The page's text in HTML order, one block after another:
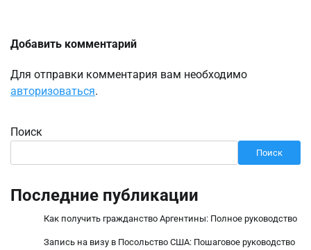
Добавить комментарий
Для отправки комментария вам необходимо
авторизоваться.
Поиск
Поиск
Последние публикации
Как получить гражданство Аргентины: Полное руководство
Запись на визу в Посольство США: Пошаговое руководство